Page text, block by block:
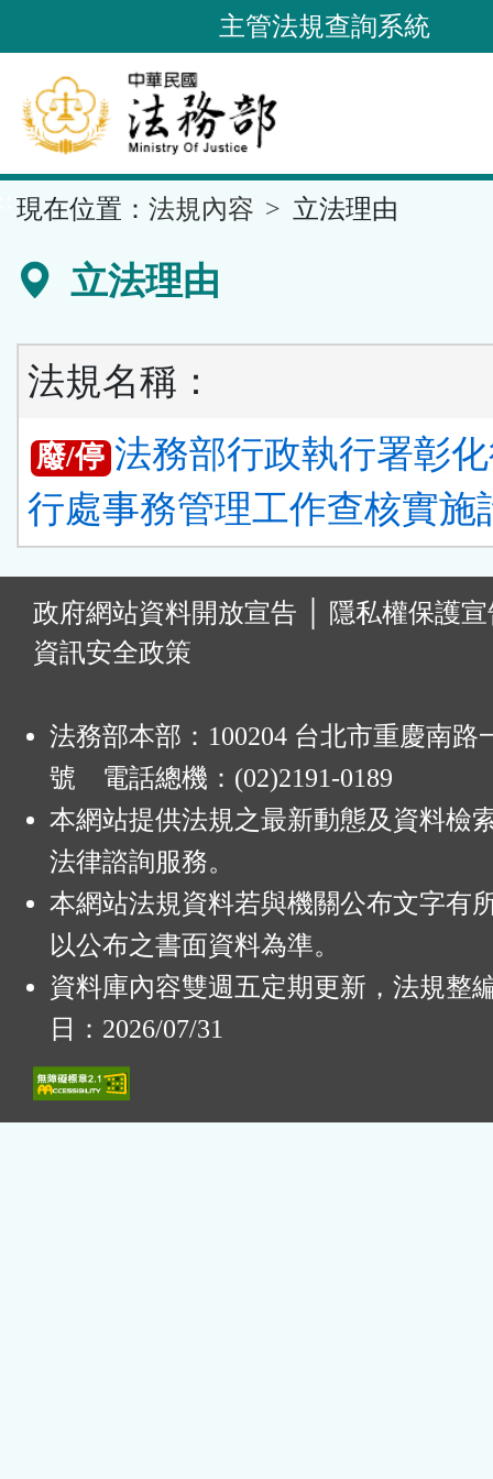
到
要
內
容
區
主管法規查詢系統
現在位置： 法規內容 立法理由
立法理由
法規名稱：
廢/停 法務部行政執行署彰
行處事務管理工作查核實施
政府網站資料開放宣告
隱私權保護
資訊安全政策
法務部本部：100204 台北市重慶南路
號 電話總機：(02)2191-0189
本網站提供法規之最新動態及資料檢
法律諮詢服務。
本網站法規資料若與機關公布文字有
以公布之書面資料為準。
資料庫內容雙週五定期更新，法規整
日：2026/07/31